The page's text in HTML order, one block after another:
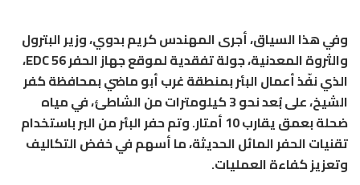
وفي هذا السياق، أجرى المهندس كريم بدوي، وزير البترول
والثروة المعدنية، جولة تفقدية لموقع جهاز الحفر EDC 56،
الذي نفّذ أعمال البئر بمنطقة غرب أبو ماضي بمحافظة كفر
الشيخ، على بُعد نحو 3 كيلومترات من الشاطئ، في مياه
ضحلة بعمق يقارب 10 أمتار. وتم حفر البئر من البر باستخدام
تقنيات الحفر المائل الحديثة، ما أسهم في خفض التكاليف
وتعزيز كفاءة العمليات.